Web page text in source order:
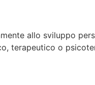
allo sviluppo
terapeutico o